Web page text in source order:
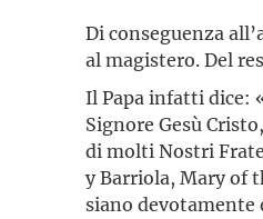
Di conseguenza
al magistero. Del
Il Papa infatti dice:
Signore Gesù
di molti Nostri
y Barriola, Mary of
siano devotamente